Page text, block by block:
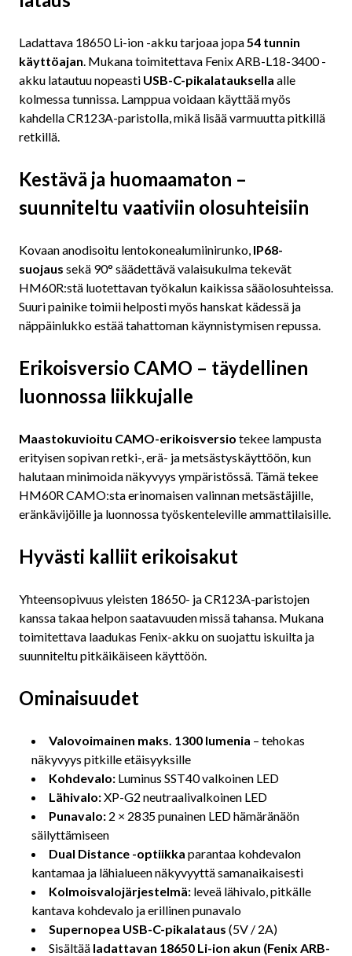
Ladattava 18650 Li-ion -akku tarjoaa jopa54 tunnin
käyttöajan. Mukana toimitettava Fenix ARB-L18-3400 -
akku latautuu nopeasti USB-C-pikalatauksella alle
kolmessa tunnissa. Lamppua voidaan käyttää myös
kahdella CR123A-paristolla, mikä lisää varmuutta pitkillä
retkillä.
Kestävä ja huomaamaton –
suunniteltu vaativiin olosuhteisiin
Kovaan anodisoitu lentokonealumiinirunko, IP68-
suojaus sekä 90° säädettävä valaisukulma tekevät
HM60R:stä luotettavan työkalun kaikissa sääolosuhteissa.
Suuri painike toimii helposti myös hanskat kädessä ja
näppäinlukko estää tahattoman käynnistymisen repussa.
Erikoisversio CAMO – täydellinen
luonnossa liikkujalle
Maastokuvioitu CAMO-erikoisversio tekee lampusta
erityisen sopivan retki-, erä- ja metsästyskäyttöön, kun
halutaan minimoida näkyvyys ympäristössä. Tämä tekee
HM60R CAMO:sta erinomaisen valinnan metsästäjille,
eränkävijöille ja luonnossa työskenteleville ammattilaisille.
Hyvästi kalliit erikoisakut
Yhteensopivuus yleisten 18650- ja CR123A-paristojen
kanssa takaa helpon saatavuuden missä tahansa. Mukana
toimitettava laadukas Fenix-akku on suojattu iskuilta ja
suunniteltu pitkäikäiseen käyttöön.
Ominaisuudet
Valovoimainen maks. 1300 lumenia – tehokas
näkyvyys pitkille etäisyyksille
Kohdevalo: Luminus SST40 valkoinen LED
Lähivalo:XP-G2 neutraalivalkoinen LED
Punavalo: 2 × 2835 punainen LED hämäränäön
säilyttämiseen
Dual Distance -optiikka parantaa kohdevalon
kantamaa ja lähialueen näkyvyyttä samanaikaisesti
Kolmoisvalojärjestelmä: leveä lähivalo, pitkälle
kantava kohdevalo ja erillinen punavalo
Supernopea USB-C-pikalataus (5V / 2A)
Sisältää ladattavan 18650 Li-ion akun (Fenix ARB-